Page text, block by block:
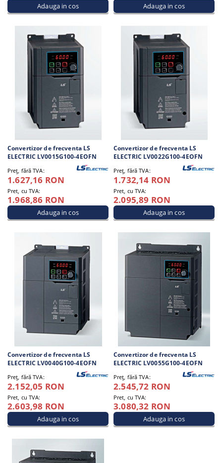
Convertizor de frecventa LS
ELECTRIC LV0015G100-4EOFN
Preţ, fără TVA:
1.627,16 RON
Pret, cu TVA:
1.968,86 RON
Convertizor de frecventa LS
ELECTRIC LV0022G100-4EOFN
Preţ, fără TVA:
1.732,14 RON
Pret, cu TVA:
2.095,89 RON
Convertizor de frecventa LS
ELECTRIC LV0040G100-4EOFN
Preţ, fără TVA:
2.152,05 RON
Pret, cu TVA:
2.603,98 RON
Convertizor de frecventa LS
ELECTRIC LV0055G100-4EOFN
Preţ, fără TVA:
2.545,72 RON
Pret, cu TVA:
3.080,32 RON